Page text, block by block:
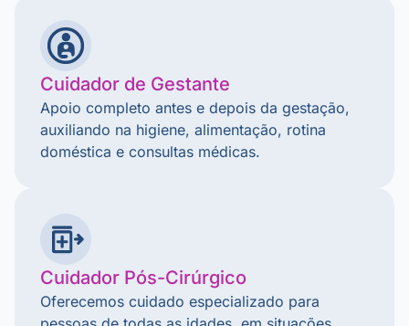
Cuidador de Gestante
Apoio completo antes e depois da gestação,
auxiliando na higiene, alimentação, rotina
doméstica e consultas médicas.
Cuidador Pós-Cirúrgico
Oferecemos cuidado especializado para